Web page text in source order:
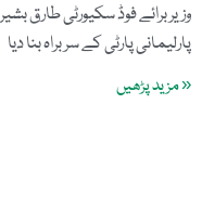
وزیر برائے فوڈ سکیورٹی طارق
پارلیمانی پارٹی کے سربراہ بنا دیا
« مزید پڑھیں